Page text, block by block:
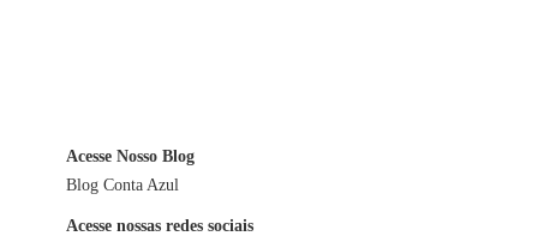
Acesse Nosso Blog
Blog Conta Azul
Acesse nossas redes sociais